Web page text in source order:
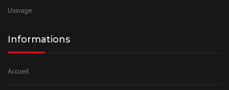
Usinage
Informations
Accueil